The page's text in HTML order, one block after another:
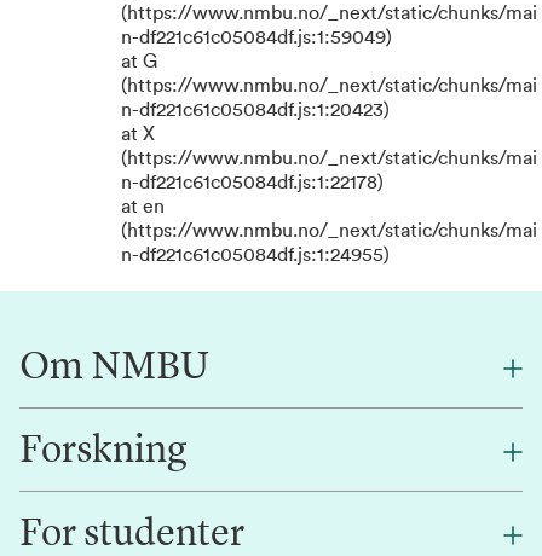
(https://www.nmbu.no/_next/static/chunks/mai
n-df221c61c05084df.js:1:59049)
at G
(https://www.nmbu.no/_next/static/chunks/mai
n-df221c61c05084df.js:1:20423)
at X
(https://www.nmbu.no/_next/static/chunks/mai
n-df221c61c05084df.js:1:22178)
at en
(https://www.nmbu.no/_next/static/chunks/mai
n-df221c61c05084df.js:1:24955)
Om NMBU
Om oss
Forskning
Forskning
For studenter